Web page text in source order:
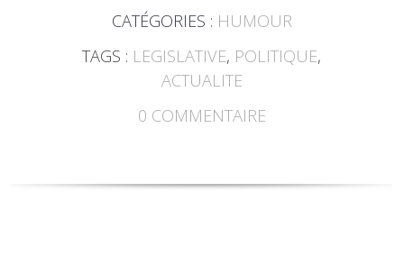
CATÉGORIES : HUMOUR
TAGS : LEGISLATIVE, POLITIQUE,
ACTUALITE
0 COMMENTAIRE